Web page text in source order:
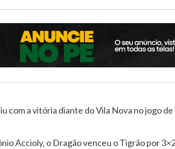
com a vitória diante do Vila Nova no jogo
Accioly, o Dragão venceu o Tigrão por